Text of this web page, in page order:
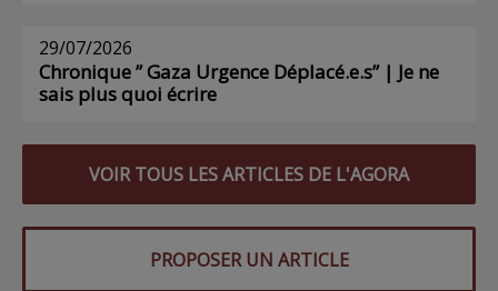
29/07/2026
Chronique ” Gaza Urgence Déplacé.e.s” | Je ne
sais plus quoi écrire
VOIR TOUS LES ARTICLES DE L'AGORA
PROPOSER UN ARTICLE